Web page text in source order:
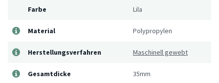
Farbe Lila
Material Polypropylen
Herstellungsverfahren Maschinell gewebt
Gesamtdicke 35mm